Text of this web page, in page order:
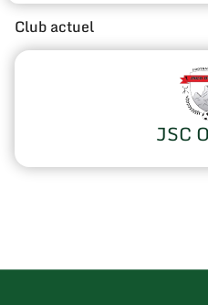
Club actuel
JSC